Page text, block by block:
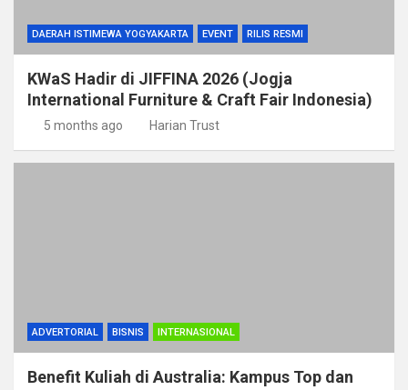
DAERAH ISTIMEWA YOGYAKARTA EVENT RILIS RESMI
KWaS Hadir di JIFFINA 2026 (Jogja
International Furniture & Craft Fair Indonesia)
5 months ago Harian Trust
ADVERTORIAL BISNIS INTERNASIONAL
Benefit Kuliah di Australia: Kampus Top dan